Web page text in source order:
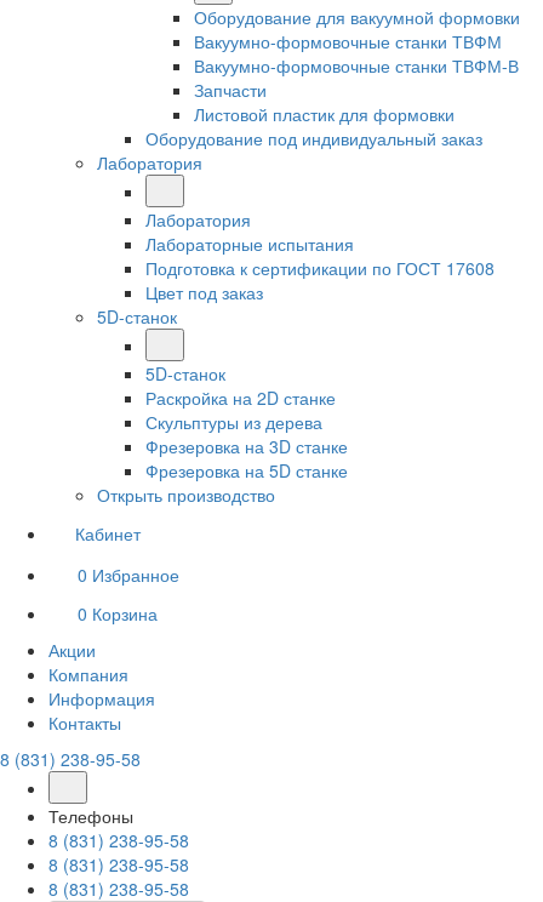
Оборудование для вакуумной формовки
Вакуумно-формовочные станки ТВФМ
Вакуумно-формовочные станки ТВФМ-В
Запчасти
Листовой пластик для формовки
Оборудование под индивидуальный заказ
Лаборатория
Лаборатория
Лабораторные испытания
Подготовка к сертификации по ГОСТ 17608
Цвет под заказ
5D-станок
5D-станок
Раскройка на 2D станке
Скульптуры из дерева
Фрезеровка на 3D станке
Фрезеровка на 5D станке
Открыть производство
Кабинет
0 Избранное
0 Корзина
Акции
Компания
Информация
Контакты
8 (831) 238-95-58
Телефоны
8 (831) 238-95-58
8 (831) 238-95-58
8 (831) 238-95-58